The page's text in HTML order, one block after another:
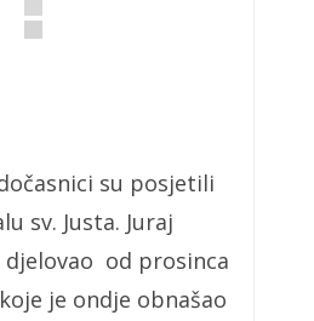
su posjetili
sv. Justa. Juraj
od prosinca
je ondje obnašao